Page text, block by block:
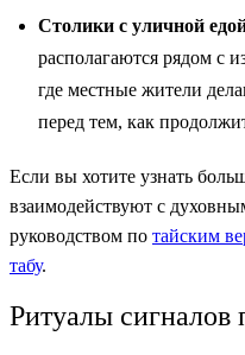
Столики с уличной
располагаются рядом с
где местные жители
перед тем, как
Если вы хотите узнать
взаимодействуют с
руководством по тайским
табу.
Ритуалы сигналов